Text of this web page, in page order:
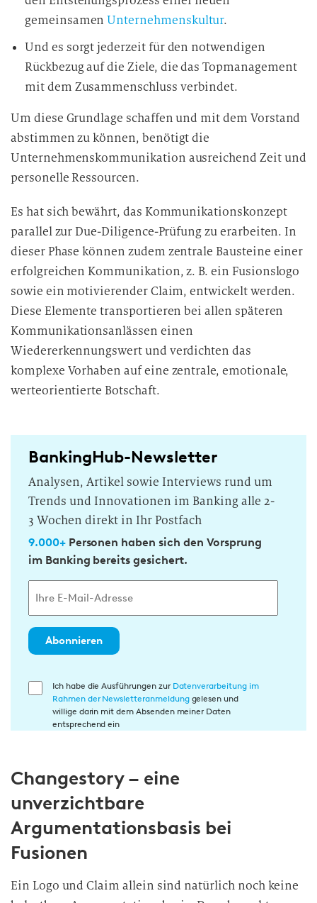
gemeinsamenUnternehmenskultur.
Und es sorgt jederzeit für den notwendigen
Rückbezug auf die Ziele, die das Topmanagement
mit dem Zusammenschluss verbindet.
Um diese Grundlage schaffen und mit dem Vorstand
abstimmen zu können, benötigt die
Unternehmenskommunikation ausreichend Zeit und
personelle Ressourcen.
Es hat sich bewährt, das Kommunikationskonzept
parallel zur Due-Diligence-Prüfung zu erarbeiten. In
dieser Phase können zudem zentrale Bausteine einer
erfolgreichen Kommunikation, z. B. ein Fusionslogo
sowie ein motivierender Claim, entwickelt werden.
Diese Elemente transportieren bei allen späteren
Kommunikationsanlässen einen
Wiedererkennungswert und verdichten das
komplexe Vorhaben auf eine zentrale, emotionale,
werteorientierte Botschaft.
BankingHub-Newsletter
Analysen, Artikel sowie Interviews rund um
Trends und Innovationen im Banking alle 2-
3 Wochen direkt in Ihr Postfach
9.000+Personen haben sich den Vorsprung
im Banking bereits gesichert.
Abonnieren
E
l
i
g
n
g
Ich habe die Ausführungen zur Datenverarbeitung im
Rahmen der Newsletteranmeldunggelesen und
willige darin mit dem Absenden meiner Daten
entsprechend ein
Changestory – eine
unverzichtbare
Argumentationsbasis bei
Fusionen
Ein Logo und Claim allein sind natürlich noch keine